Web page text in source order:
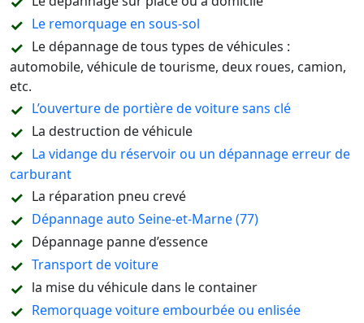
Le remorquage en sous-sol
Le dépannage de tous types de véhicules :
automobile, véhicule de tourisme, deux roues, camion,
etc.
L’ouverture de portière de voiture sans clé
La destruction de véhicule
La vidange du réservoir ou un dépannage erreur de
carburant
La réparation pneu crevé
Dépannage auto Seine-et-Marne (77)
Dépannage panne d’essence
Transport de voiture
la mise du véhicule dans le container
Remorquage voiture embourbée ou enlisée